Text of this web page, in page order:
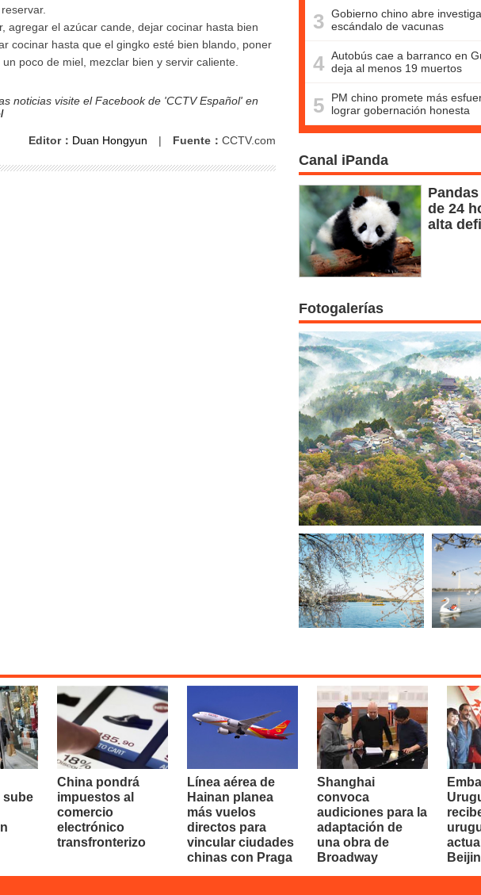
agregar el azúcar cande, dejar cocinar hasta bien
cocinar hasta que el gingko esté bien blando, poner
poco de miel, mezclar bien y servir caliente.
noticias visite el Facebook de 'CCTV Español' en
Editor： Duan Hongyun | Fuente： CCTV.com
3 Gobierno chino abre
escándalo de vacunas
4 Autobús cae a barranco en
deja al menos 19 muertos
5
PM chino promete más
lograr gobernación honesta
Canal iPanda
de 24
alta
Fotogalerías
sube
China pondrá
impuestos al
comercio
electrónico
transfronterizo
Línea aérea de
Hainan planea
más vuelos
directos para
vincular ciudades
chinas con Praga
Shanghai
convoca
audiciones para la
adaptación de
una obra de
Broadway